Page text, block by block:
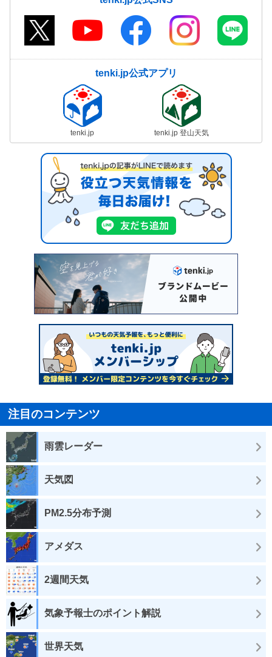
tenki.jp公式アプリ
tenki.jp tenki.jp 登山天気
注目のコンテンツ
雨雲レーダー
天気図
PM2.5分布予測
アメダス
2週間天気
気象予報士のポイント解説
世界天気